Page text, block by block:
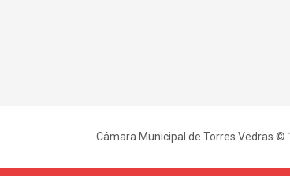
Câmara Municipal de Torres Vedras ©